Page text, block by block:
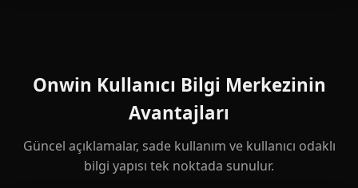
Onwin Kullanıcı Bilgi Merkezinin
Avantajları
Güncel açıklamalar, sade kullanım ve kullanıcı odaklı
bilgi yapısı tek noktada sunulur.